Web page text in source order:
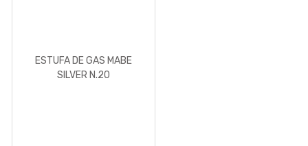
ESTUFA DE GAS MABE
SILVER N.20